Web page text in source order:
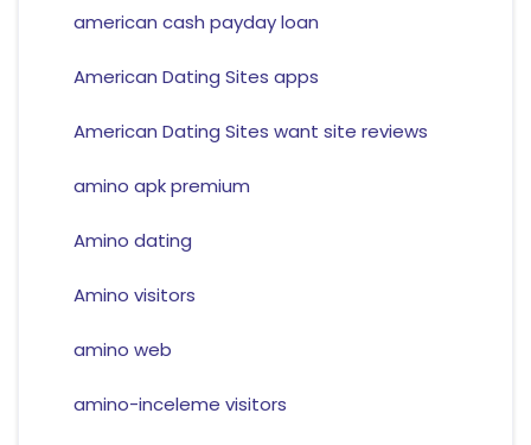
american cash payday loan
American Dating Sites apps
American Dating Sites want site reviews
amino apk premium
Amino dating
Amino visitors
amino web
amino-inceleme visitors